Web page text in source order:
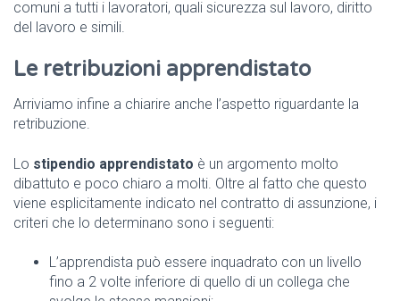
comuni a tutti i lavoratori, quali sicurezza sul lavoro, diritto
del lavoro e simili.
Le retribuzioni apprendistato
Arriviamo infine a chiarire anche l’aspetto riguardante la
retribuzione.
Lo stipendio apprendistato è un argomento molto
dibattuto e poco chiaro a molti. Oltre al fatto che questo
viene esplicitamente indicato nel contratto di assunzione, i
criteri che lo determinano sono i seguenti:
L’apprendista può essere inquadrato con un livello
fino a 2 volte inferiore di quello di un collega che